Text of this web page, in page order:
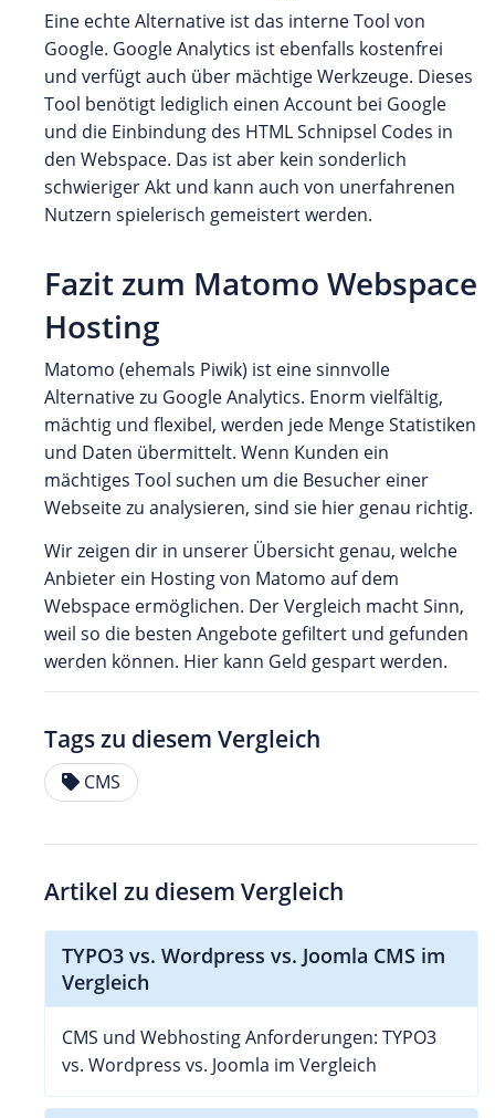
Eine echte Alternative ist das interne Tool von
Google. Google Analytics ist ebenfalls kostenfrei
und verfügt auch über mächtige Werkzeuge. Dieses
Tool benötigt lediglich einen Account bei Google
und die Einbindung des HTML Schnipsel Codes in
den Webspace. Das ist aber kein sonderlich
schwieriger Akt und kann auch von unerfahrenen
Nutzern spielerisch gemeistert werden.
Fazit zum Matomo Webspace
Hosting
Matomo (ehemals Piwik) ist eine sinnvolle
Alternative zu Google Analytics. Enorm vielfältig,
mächtig und flexibel, werden jede Menge Statistiken
und Daten übermittelt. Wenn Kunden ein
mächtiges Tool suchen um die Besucher einer
Webseite zu analysieren, sind sie hier genau richtig.
Wir zeigen dir in unserer Übersicht genau, welche
Anbieter ein Hosting von Matomo auf dem
Webspace ermöglichen. Der Vergleich macht Sinn,
weil so die besten Angebote gefiltert und gefunden
werden können. Hier kann Geld gespart werden.
Tags zu diesem Vergleich
CMS
Artikel zu diesem Vergleich
TYPO3 vs. Wordpress vs. Joomla CMS im
Vergleich
CMS und Webhosting Anforderungen: TYPO3
vs. Wordpress vs. Joomla im Vergleich